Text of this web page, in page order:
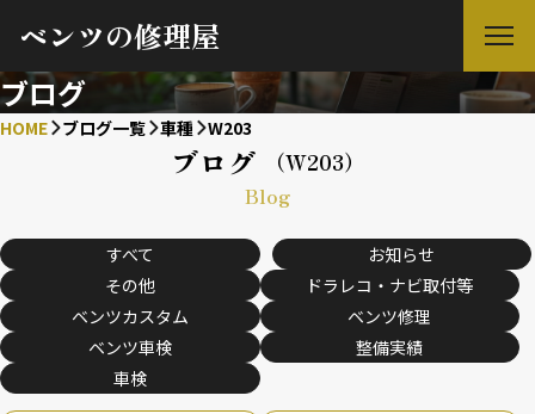
ベンツの修理屋
ブログ
HOME ブログ一覧 車種 W203
ブログ （W203）
Blog
すべて
お知らせ
その他
ドラレコ・ナビ取付等
ベンツカスタム
ベンツ修理
ベンツ車検
整備実績
車検